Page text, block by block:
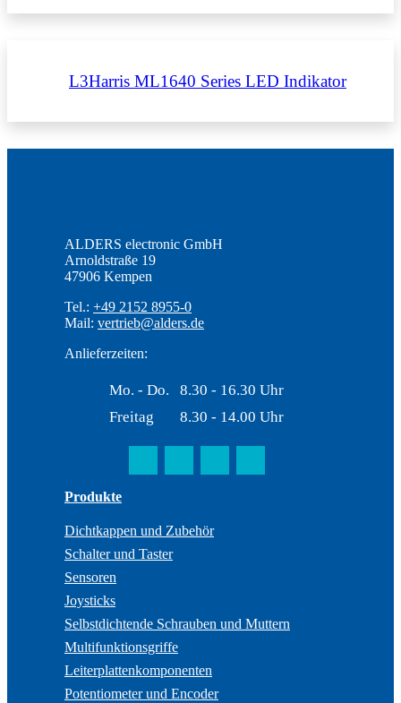
L3Harris ML1640 Series LED Indikator
ALDERS electronic GmbH
Arnoldstraße 19
47906 Kempen
Tel.: +49 2152 8955-0
Mail: vertrieb@alders.de
Anlieferzeiten:
Mo. - Do.
8.30 - 16.30 Uhr
Freitag
8.30 - 14.00 Uhr
Produkte
Dichtkappen und Zubehör
Schalter und Taster
Sensoren
Joysticks
Selbstdichtende Schrauben und Muttern
Multifunktionsgriffe
Leiterplattenkomponenten
Potentiometer und Encoder